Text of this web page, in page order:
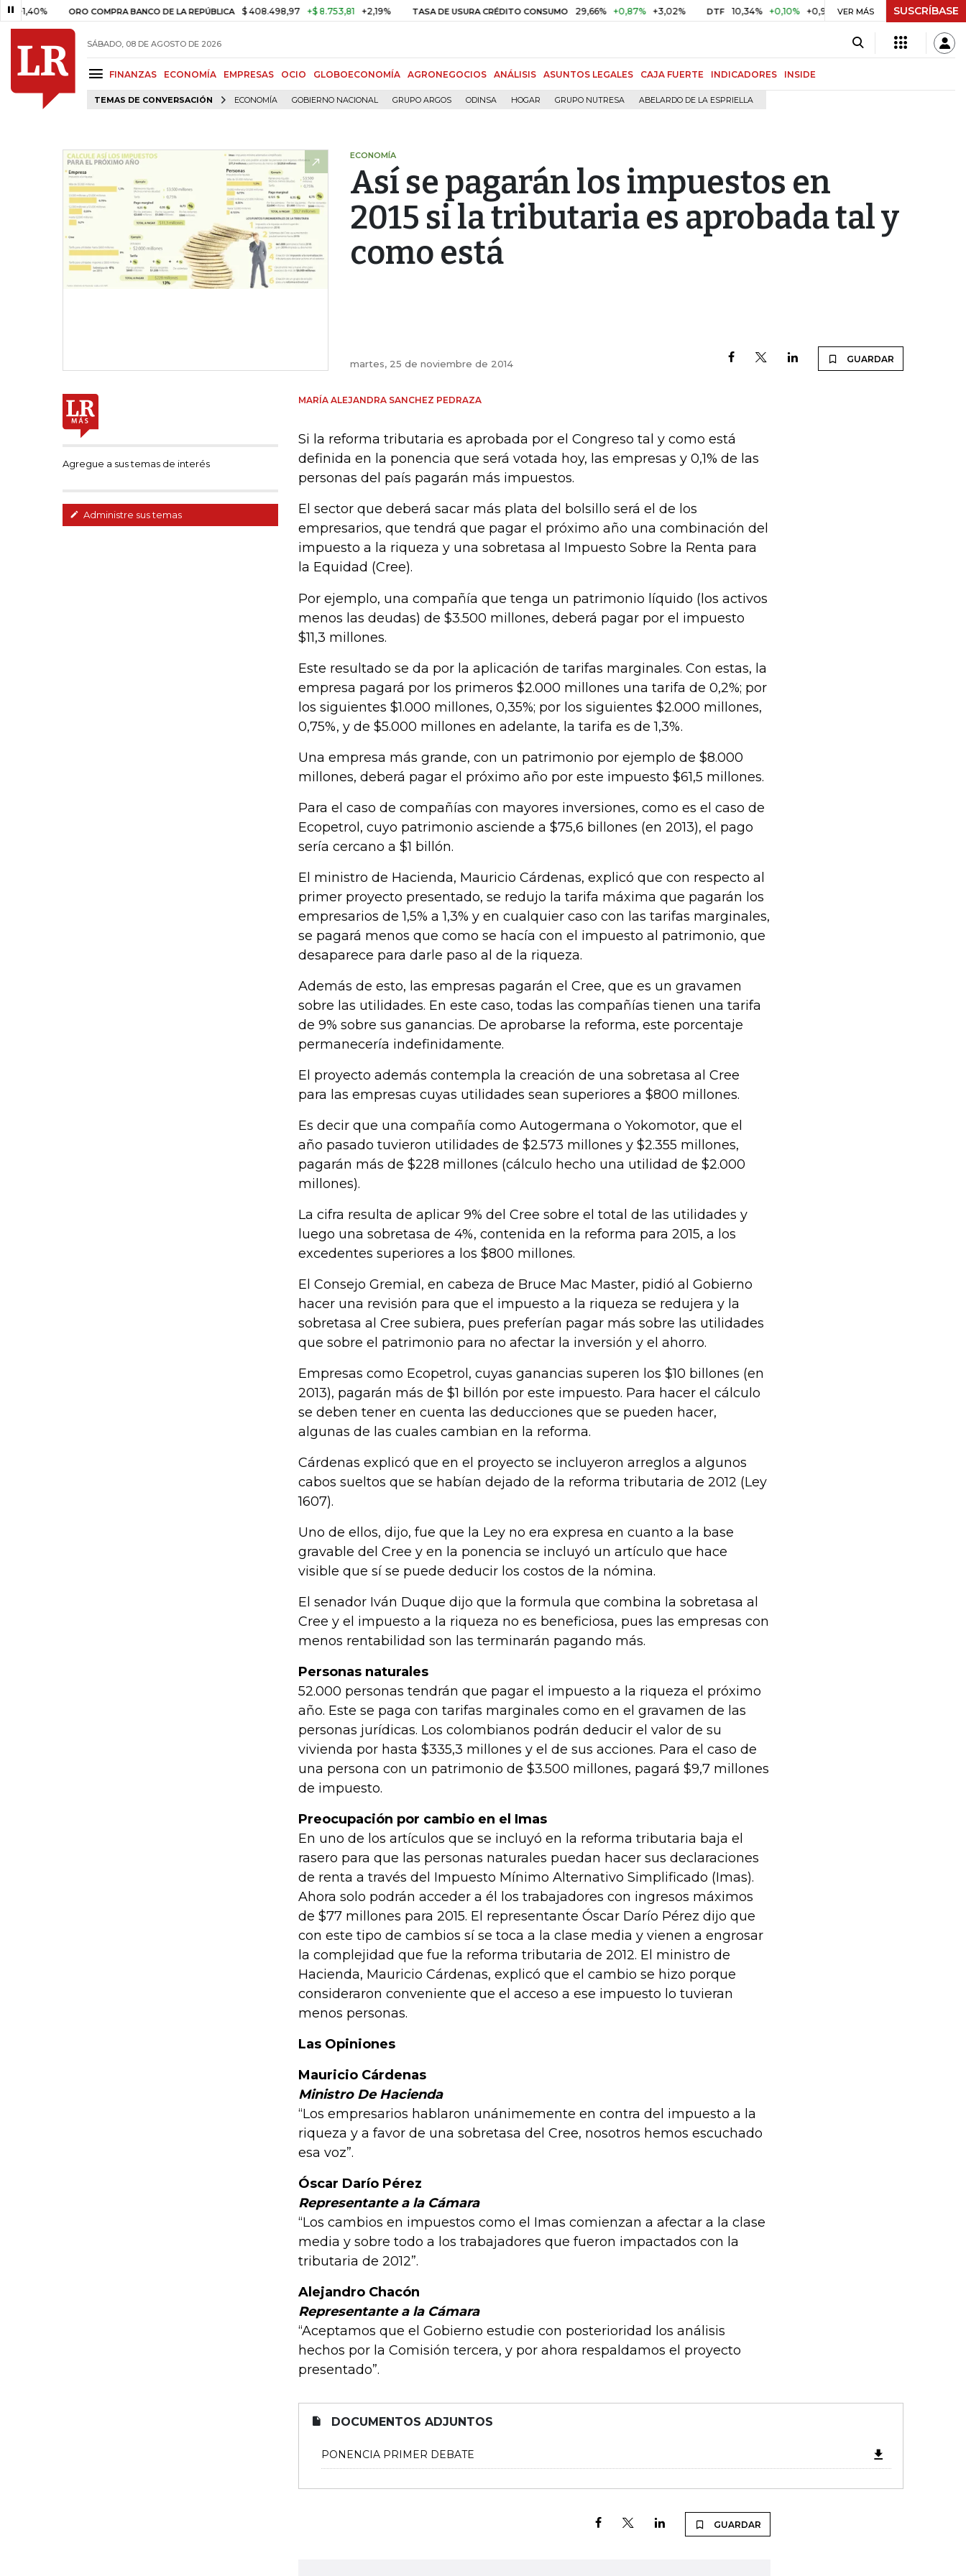
ORO COMPRA BANCO DE LA REPÚBLICA $ 408.498,97 +$ 8.753,81 +2,19% TASA DE USURA CRÉDITO CONSUMO 29,66% +0,87% +3,02% DTF 10,34% +0,10% +0,98% UVR $ 416,96 +$ 0,05 +0,01%
VER MÁS SUSCRÍBASE
SÁBADO, 08 DE AGOSTO DE 2026
FINANZAS ECONOMÍA EMPRESAS OCIO GLOBOECONOMÍA AGRONEGOCIOS ANÁLISIS ASUNTOS LEGALES CAJA FUERTE INDICADORES INSIDE
TEMAS DE CONVERSACIÓN ECONOMÍA GOBIERNO NACIONAL GRUPO ARGOS ODINSA HOGAR GRUPO NUTRESA ABELARDO DE LA ESPRIELLA
ECONOMÍA
Así se pagarán los impuestos en
2015 si la tributaria es aprobada tal y
como está
martes, 25 de noviembre de 2014 GUARDAR
Agregue a sus temas de interés
Administre sus temas
MARÍA ALEJANDRA SANCHEZ PEDRAZA
Si la reforma tributaria es aprobada por el Congreso tal y como está
definida en la ponencia que será votada hoy, las empresas y 0,1% de las
personas del país pagarán más impuestos.
El sector que deberá sacar más plata del bolsillo será el de los
empresarios, que tendrá que pagar el próximo año una combinación del
impuesto a la riqueza y una sobretasa al Impuesto Sobre la Renta para
la Equidad (Cree).
Por ejemplo, una compañía que tenga un patrimonio líquido (los activos
menos las deudas) de $3.500 millones, deberá pagar por el impuesto
$11,3 millones.
Este resultado se da por la aplicación de tarifas marginales. Con estas, la
empresa pagará por los primeros $2.000 millones una tarifa de 0,2%; por
los siguientes $1.000 millones, 0,35%; por los siguientes $2.000 millones,
0,75%, y de $5.000 millones en adelante, la tarifa es de 1,3%.
Una empresa más grande, con un patrimonio por ejemplo de $8.000
millones, deberá pagar el próximo año por este impuesto $61,5 millones.
Para el caso de compañías con mayores inversiones, como es el caso de
Ecopetrol, cuyo patrimonio asciende a $75,6 billones (en 2013), el pago
sería cercano a $1 billón.
El ministro de Hacienda, Mauricio Cárdenas, explicó que con respecto al
primer proyecto presentado, se redujo la tarifa máxima que pagarán los
empresarios de 1,5% a 1,3% y en cualquier caso con las tarifas marginales,
se pagará menos que como se hacía con el impuesto al patrimonio, que
desaparece para darle paso al de la riqueza.
Además de esto, las empresas pagarán el Cree, que es un gravamen
sobre las utilidades. En este caso, todas las compañías tienen una tarifa
de 9% sobre sus ganancias. De aprobarse la reforma, este porcentaje
permanecería indefinidamente.
El proyecto además contempla la creación de una sobretasa al Cree
para las empresas cuyas utilidades sean superiores a $800 millones.
Es decir que una compañía como Autogermana o Yokomotor, que el
año pasado tuvieron utilidades de $2.573 millones y $2.355 millones,
pagarán más de $228 millones (cálculo hecho una utilidad de $2.000
millones).
La cifra resulta de aplicar 9% del Cree sobre el total de las utilidades y
luego una sobretasa de 4%, contenida en la reforma para 2015, a los
excedentes superiores a los $800 millones.
El Consejo Gremial, en cabeza de Bruce Mac Master, pidió al Gobierno
hacer una revisión para que el impuesto a la riqueza se redujera y la
sobretasa al Cree subiera, pues preferían pagar más sobre las utilidades
que sobre el patrimonio para no afectar la inversión y el ahorro.
Empresas como Ecopetrol, cuyas ganancias superen los $10 billones (en
2013), pagarán más de $1 billón por este impuesto. Para hacer el cálculo
se deben tener en cuenta las deducciones que se pueden hacer,
algunas de las cuales cambian en la reforma.
Cárdenas explicó que en el proyecto se incluyeron arreglos a algunos
cabos sueltos que se habían dejado de la reforma tributaria de 2012 (Ley
1607).
Uno de ellos, dijo, fue que la Ley no era expresa en cuanto a la base
gravable del Cree y en la ponencia se incluyó un artículo que hace
visible que sí se puede deducir los costos de la nómina.
El senador Iván Duque dijo que la formula que combina la sobretasa al
Cree y el impuesto a la riqueza no es beneficiosa, pues las empresas con
menos rentabilidad son las terminarán pagando más.
Personas naturales
52.000 personas tendrán que pagar el impuesto a la riqueza el próximo
año. Este se paga con tarifas marginales como en el gravamen de las
personas jurídicas. Los colombianos podrán deducir el valor de su
vivienda por hasta $335,3 millones y el de sus acciones. Para el caso de
una persona con un patrimonio de $3.500 millones, pagará $9,7 millones
de impuesto.
Preocupación por cambio en el Imas
En uno de los artículos que se incluyó en la reforma tributaria baja el
rasero para que las personas naturales puedan hacer sus declaraciones
de renta a través del Impuesto Mínimo Alternativo Simplificado (Imas).
Ahora solo podrán acceder a él los trabajadores con ingresos máximos
de $77 millones para 2015. El representante Óscar Darío Pérez dijo que
con este tipo de cambios sí se toca a la clase media y vienen a engrosar
la complejidad que fue la reforma tributaria de 2012. El ministro de
Hacienda, Mauricio Cárdenas, explicó que el cambio se hizo porque
consideraron conveniente que el acceso a ese impuesto lo tuvieran
menos personas.
Las Opiniones
Mauricio Cárdenas
Ministro De Hacienda
“Los empresarios hablaron unánimemente en contra del impuesto a la
riqueza y a favor de una sobretasa del Cree, nosotros hemos escuchado
esa voz”.
Óscar Darío Pérez
Representante a la Cámara
“Los cambios en impuestos como el Imas comienzan a afectar a la clase
media y sobre todo a los trabajadores que fueron impactados con la
tributaria de 2012”.
Alejandro Chacón
Representante a la Cámara
“Aceptamos que el Gobierno estudie con posterioridad los análisis
hechos por la Comisión tercera, y por ahora respaldamos el proyecto
presentado”.
DOCUMENTOS ADJUNTOS
PONENCIA PRIMER DEBATE
GUARDAR